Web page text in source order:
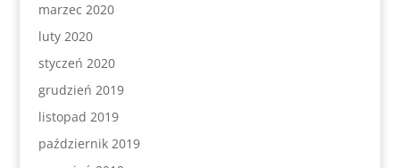
marzec 2020
luty 2020
styczeń 2020
grudzień 2019
listopad 2019
październik 2019